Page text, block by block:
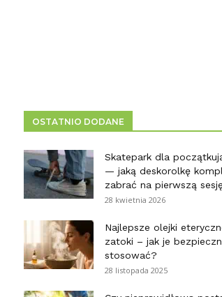
OSTATNIO DODANE
Skatepark dla
— jaką deskorolkę
zabrać na pierwszą
28 kwietnia 2026
Najlepsze olejki
zatoki – jak je
stosować?
28 listopada 2025